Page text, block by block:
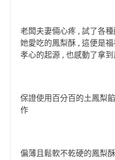
老闆夫妻倆心疼 , 試了各
她愛吃的鳳梨酥 , 這便是
孝心的起源 , 也感動了拿
保證使用百分百的土鳳梨
作
偏薄且鬆軟不乾硬的鳳梨